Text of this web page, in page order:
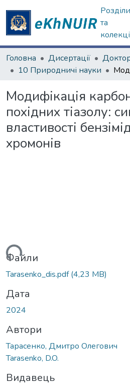
Розділи
та
Головна Дисертації
10 Природничі науки
Модифікація
похідних тіазолу:
властивості
хромонів
Файли
Tarasenko_dis.pdf(4,23 MB)
Дата
2024
Автори
Тарасенко, Дмитро Олегович
Tarasenko, D.O.
Видавець